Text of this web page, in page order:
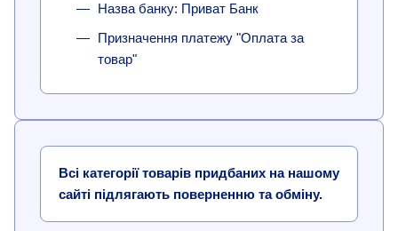
Назва банку: Приват Банк
Призначення платежу "Оплата за
товар"
Всі категорії товарів придбаних на нашому
сайті підлягають поверненню та обміну.